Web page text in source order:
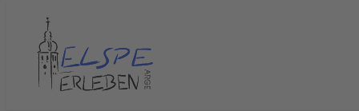
springen